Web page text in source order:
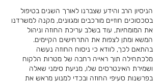
הניסיון הרב והידע שצברנו לאורך השנים בטיפול
בסכסוכים חוזיים מורכבים ומגוונים, מקנה למשרדנו
את המומחיות, עוד בשלב עריכת החוזה וניהול
המשא ומתן לצפות את התרחישים הקיימים.
בהתאם לכך, לוודא כי ניסוח החוזה נעשה
מלכתחילה תוך ראייה רחבה של מטרות הלקוח
ושמירת האינטרסים שלו, מניעת סימני שאלה
בפרשנות סעיפי החוזה ובכדי למנוע מראש את